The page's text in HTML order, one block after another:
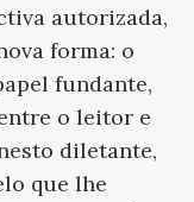
autorizada,
forma: o
fundante,
o leitor e
diletante,
que lhe